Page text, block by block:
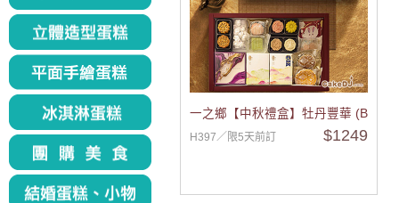
一之鄉【中秋禮盒】牡丹豐華 (B)
H397／限5天前訂 $1249